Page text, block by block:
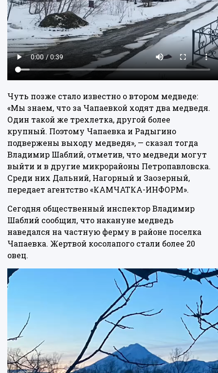
Чуть позже стало известно о втором медведе:
«Мы знаем, что за Чапаевкой ходят два медведя.
Один такой же трехлетка, другой более
крупный. Поэтому Чапаевка и Радыгино
подвержены выходу медведя», — сказал тогда
Владимир Шаблий, отметив, что медведи могут
выйти и в другие микрорайоны Петропавловска.
Среди них Дальний, Нагорный и Заозерный,
передает агентство «КАМЧАТКА-ИНФОРМ».
Сегодня общественный инспектор Владимир
Шаблий сообщил, что накануне медведь
наведался на частную ферму в районе поселка
Чапаевка. Жертвой косолапого стали более 20
овец.